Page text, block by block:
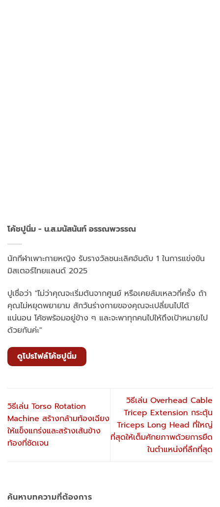
โค้ชปูนิ่ม - น.ส.มนัสนันท์ อรรณพวรรณ
นักกีฬาเพาะกายหญิง รับรางวัลชนะเลิศอันดับ 1 ในการแข่งขัน
มิสเตอร์ไทยแลนด์ 2025
ปูเชื่อว่า "ไม่ว่าคุณจะเริ่มต้นจากศูนย์ หรือเคยล้มเหลวกี่ครั้ง ถ้า
คุณไม่หยุดพยายาม สักวันร่างกายของคุณจะเปลี่ยนไปได้
แน่นอน โค้ชพร้อมอยู่ข้าง ๆ และจะพาทุกคนไปให้ถึงเป้าหมายไป
ด้วยกันค่ะ"
ดูโปรไฟล์โค้ชปูนิ่ม
วิธีเล่น Torso Rotation
Machine สร้างกล้ามท้องเฉียง
ให้แข็งแกร่งและสร้างเส้นข้าง
ท้องที่ชัดเจน
วิธีเล่น Overhead Cable
Tricep Extension กระตุ้น
Triceps Long Head ที่ใหญ่
ที่สุดให้เต็มศักยภาพด้วยการยืด
ในตำแหน่งที่ลึกที่สุด
ค้นหาบทความที่ต้องการ